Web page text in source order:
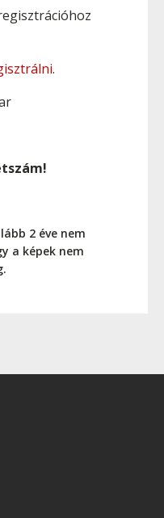
.
2 éve nem
a képek nem